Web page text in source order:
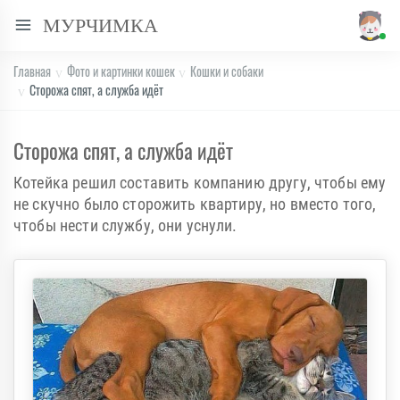
МУРЧИМКА
Главная Фото и картинки кошек
Кошки и собаки
Сторожа спят, а служба идёт
Сторожа спят, а служба идёт
Котейка решил составить компанию другу, чтобы ему
не скучно было сторожить квартиру, но вместо того,
чтобы нести службу, они уснули.